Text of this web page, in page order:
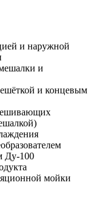
и наружной
и
и концевым
Ду-100
мойки